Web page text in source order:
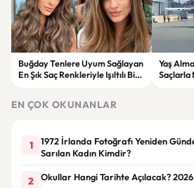
Buğday Tenlere Uyum Sağlayan
En Şık Saç Renkleriyle Işıltılı Bir
Yaş
Saçlarla
EN ÇOK OKUNANLAR
1
1972 İrlanda Fotoğrafı Yeniden
Sarılan Kadın Kimdir?
2 Okullar Hangi Tarihte Açılacak? 2026